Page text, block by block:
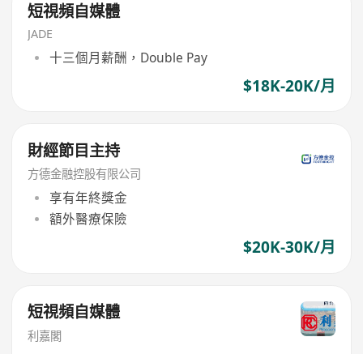
短視頻自媒體
JADE
十三個月薪酬，Double Pay
$18K-20K/月
財經節目主持
方德金融控股有限公司
享有年終獎金
額外醫療保險
$20K-30K/月
短視頻自媒體
利嘉閣